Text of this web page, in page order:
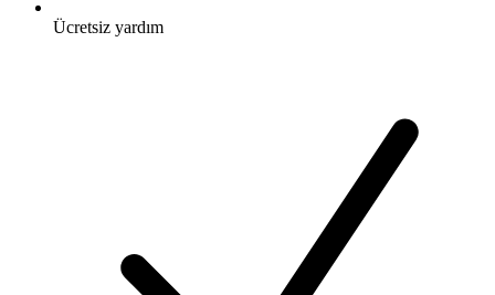
Ücretsiz yardım